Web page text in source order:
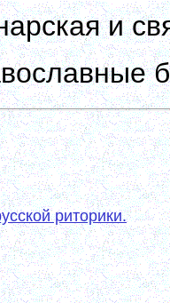
и
риторики.